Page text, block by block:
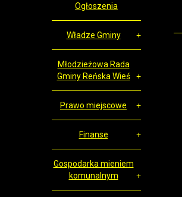
Ogłoszenia
Władze Gminy
Młodzieżowa Rada
Gminy Reńska Wieś
Prawo miejscowe
Finanse
Gospodarka mieniem
komunalnym